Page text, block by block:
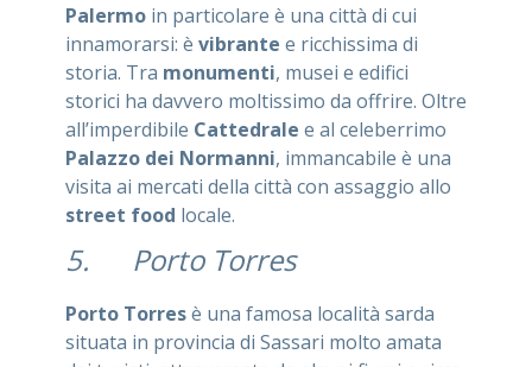
Palermo in particolare è una città di cui
innamorarsi: è vibrante e ricchissima di
storia. Tra monumenti, musei e edifici
storici ha davvero moltissimo da offrire. Oltre
all’imperdibile Cattedrale e al celeberrimo
Palazzo dei Normanni, immancabile è una
visita ai mercati della città con assaggio allo
street food locale.
5. Porto Torres
Porto Torresè una famosa località sarda
situata in provincia di Sassari molto amata